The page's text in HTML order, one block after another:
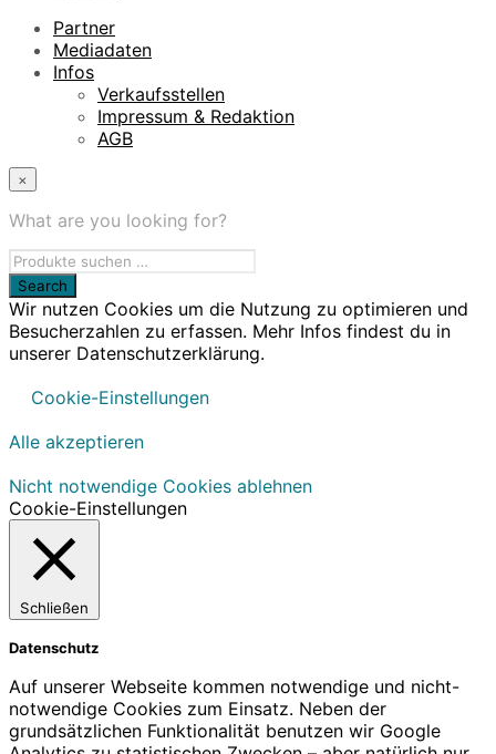
Partner
Mediadaten
Infos
Verkaufsstellen
Impressum & Redaktion
AGB
×
What are you looking for?
Wir nutzen Cookies um die Nutzung zu optimieren und
Besucherzahlen zu erfassen. Mehr Infos findest du in
unserer Datenschutzerklärung.
Cookie-Einstellungen
Alle akzeptieren
Nicht notwendige Cookies ablehnen
Cookie-Einstellungen
Schließen
Datenschutz
Auf unserer Webseite kommen notwendige und nicht-
notwendige Cookies zum Einsatz. Neben der
grundsätzlichen Funktionalität benutzen wir Google